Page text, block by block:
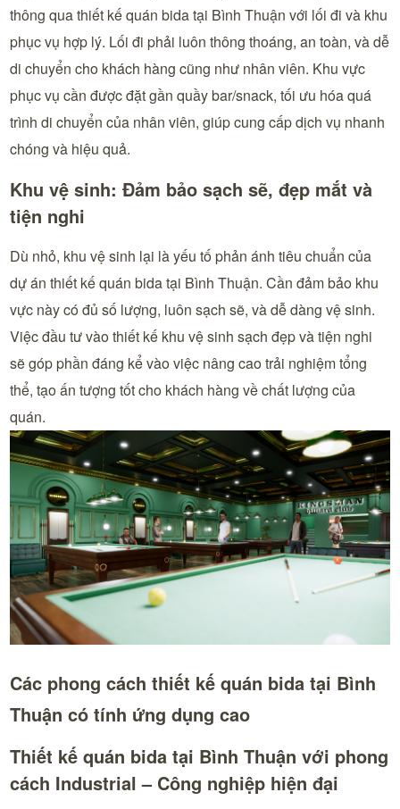
thông qua thiết kế quán bida tại Bình Thuận với lối đi và khu
phục vụ hợp lý. Lối đi phải luôn thông thoáng, an toàn, và dễ
di chuyển cho khách hàng cũng như nhân viên. Khu vực
phục vụ cần được đặt gần quầy bar/snack, tối ưu hóa quá
trình di chuyển của nhân viên, giúp cung cấp dịch vụ nhanh
chóng và hiệu quả.
Khu vệ sinh: Đảm bảo sạch sẽ, đẹp mắt và
tiện nghi
Dù nhỏ, khu vệ sinh lại là yếu tố phản ánh tiêu chuẩn của
dự án thiết kế quán bida tại Bình Thuận. Cần đảm bảo khu
vực này có đủ số lượng, luôn sạch sẽ, và dễ dàng vệ sinh.
Việc đầu tư vào thiết kế khu vệ sinh sạch đẹp và tiện nghi
sẽ góp phần đáng kể vào việc nâng cao trải nghiệm tổng
thể, tạo ấn tượng tốt cho khách hàng về chất lượng của
quán.
Các phong cách thiết kế quán bida tại Bình
Thuận có tính ứng dụng cao
Thiết kế quán bida tại Bình Thuận với phong
cách Industrial – Công nghiệp hiện đại